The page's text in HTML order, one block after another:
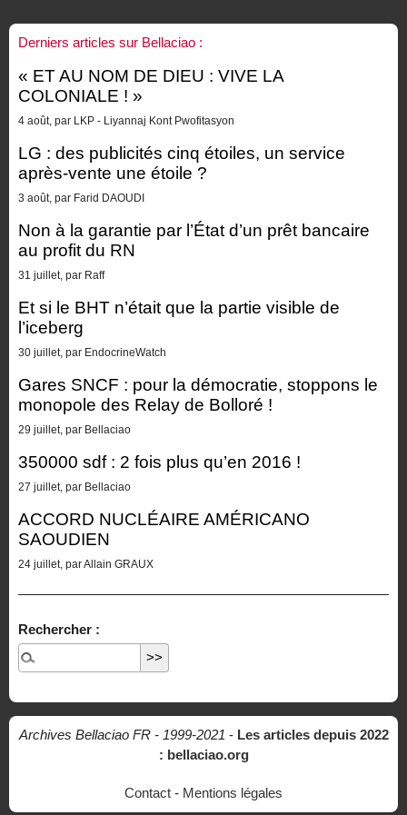
Derniers articles sur Bellaciao :
« ET AU NOM DE DIEU : VIVE LA
COLONIALE ! »
4 août, par LKP - Liyannaj Kont Pwofitasyon
LG : des publicités cinq étoiles, un service
après-vente une étoile ?
3 août, par Farid DAOUDI
Non à la garantie par l’État d’un prêt bancaire
au profit du RN
31 juillet, par Raff
Et si le BHT n’était que la partie visible de
l’iceberg
30 juillet, par EndocrineWatch
Gares SNCF : pour la démocratie, stoppons le
monopole des Relay de Bolloré !
29 juillet, par Bellaciao
350000 sdf : 2 fois plus qu’en 2016 !
27 juillet, par Bellaciao
ACCORD NUCLÉAIRE AMÉRICANO
SAOUDIEN
24 juillet, par Allain GRAUX
Rechercher :
Archives Bellaciao FR - 1999-2021 - Les articles depuis 2022
: bellaciao.org
Contact - Mentions légales